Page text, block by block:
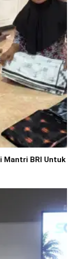
Mantri BRI Untuk